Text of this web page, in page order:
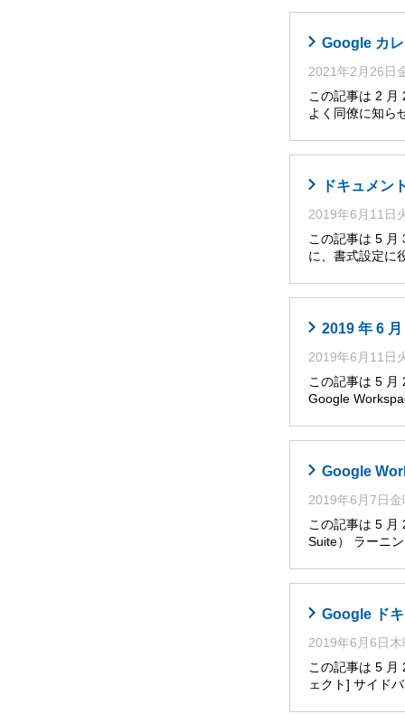
Google カ
2021年2月26日
この記事は 2
よく同僚に知ら
ドキュメン
2019年6月11日
この記事は 5 月
に、書式設定に
2019 年 6
2019年6月11日
この記事は 5 月
Google
Google
2019年6月7日金
この記事は 5 月
Suite） ラーニ
Google ド
2019年6月6日木
この記事は 5 月
ェクト] サイド